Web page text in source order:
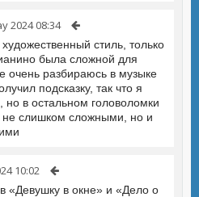
2024 08:34
стиль, только
была сложной для
очень разбираюсь в музыке
подсказку, так что я
но в остальном головоломки
слишком сложными, но и
10:02
«Девушку в окне» и «Дело о